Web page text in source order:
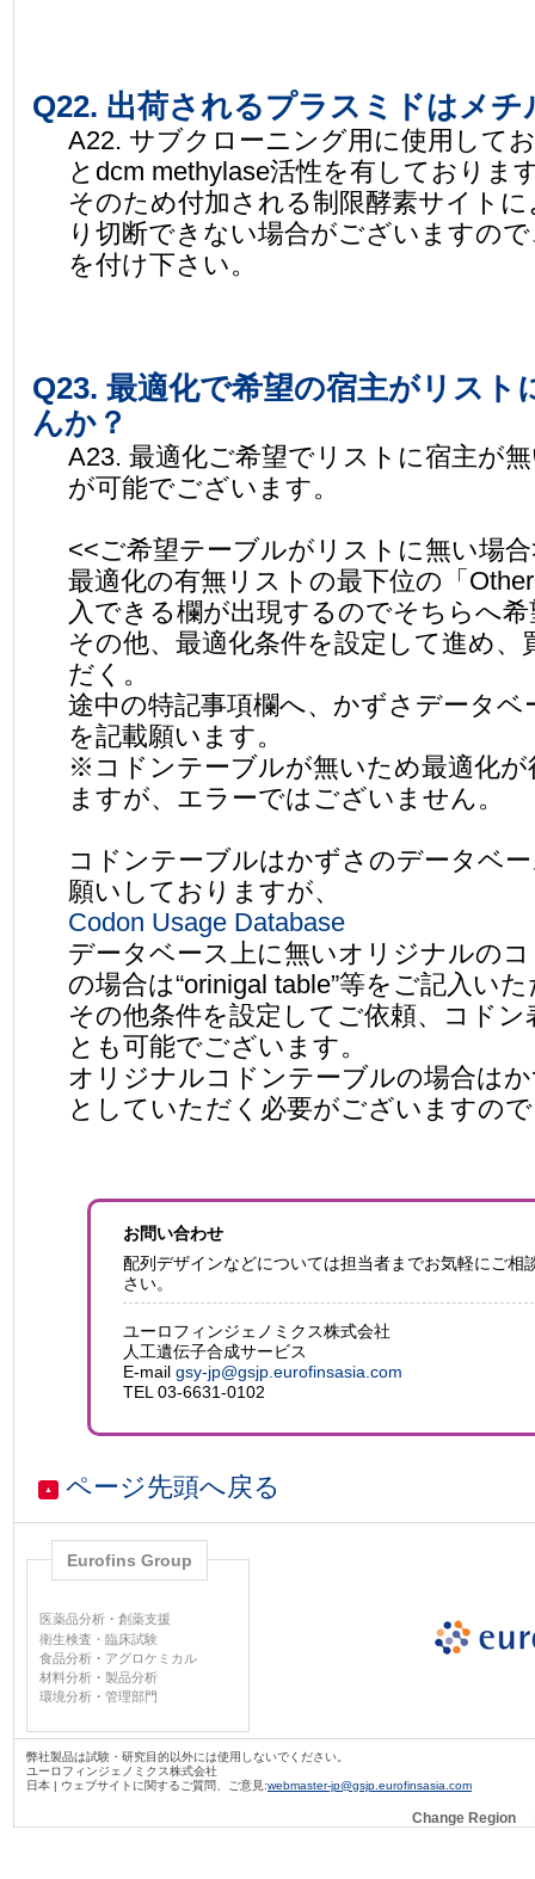
Q22. 出荷されるプラスミドはメ
A22. サブクローニング用に使用して
とdcm methylase活性を有しておりま
そのため付加される制限酵素サイト
り切断できない場合がございますの
を付け下さい。
Q23. 最適化で希望の宿主がリス
んか？
A23. 最適化ご希望でリストに宿主が
が可能でございます。
<<ご希望テーブルがリストに無い場
最適化の有無リストの最下位の「
入できる欄が出現するのでそちらへ
その他、最適化条件を設定して進め
だく。
途中の特記事項欄へ、かずさデータ
を記載願います。
※コドンテーブルが無いため最適化
ますが、エラーではございません。
コドンテーブルはかずさのデータベ
願いしておりますが、
Codon Usage Database
データベース上に無いオリジナルの
の場合は“orinigal table”等をご記入い
その他条件を設定してご依頼、コド
とも可能でございます。
オリジナルコドンテーブルの場合は
としていただく必要がございますの
お問い合わせ
配列デザインなどについては担当者までお気軽にご相
さい。
ユーロフィンジェノミクス株式会社
人工遺伝子合成サービス
E-mailgsy-jp@gsjp.eurofinsasia.com
TEL 03-6631-0102
▲ ページ先頭へ戻る
Eurofins Group
医薬品分析 ・ 創薬支援
衛生検査・臨床試験
食品分析 ・ アグロケミカル
材料分析 ・ 製品分析
環境分析 ・ 管理部門
弊社製品は試験・研究目的以外には使用しないでください。
ユーロフィンジェノミクス株式会社
日本 | ウェブサイトに関するご質問、ご意見:webmaster-jp@gsjp.eurofinsasia.com
Change Region